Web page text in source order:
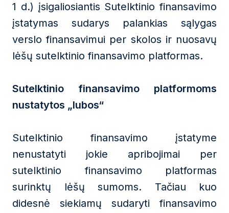
1 d.) įsigaliosiantis Sutelktinio finansavimo
įstatymas sudarys palankias sąlygas
verslo finansavimui per skolos ir nuosavų
lėšų sutelktinio finansavimo platformas.
Sutelktinio finansavimo platformoms
nustatytos „lubos“
Sutelktinio finansavimo įstatyme
nenustatyti jokie apribojimai per
sutelktinio finansavimo platformas
surinktų lėšų sumoms. Tačiau kuo
didesnė siekiamų sudaryti finansavimo